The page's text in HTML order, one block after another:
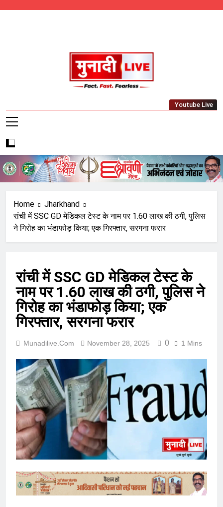
Munadi Live – Jharkhand's Leading Local
Youtube Live
Home
Jharkhand
रांची में SSC GD मेडिकल टेस्ट के नाम पर 1.60 लाख की ठगी, पुलिस
ने गिरोह का भंडाफोड़ किया; एक गिरफ्तार, सरगना फरार
रांची में SSC GD मेडिकल टेस्ट के
नाम पर 1.60 लाख की ठगी, पुलिस ने
गिरोह का भंडाफोड़ किया; एक
गिरफ्तार, सरगना फरार
Munadilive.com November 28, 2025 0 1 Mins